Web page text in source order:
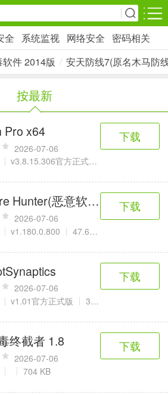
安卓游戏
社交通讯
2千+款应用
影音播放
金融理财
2百+款应用
网上购物
学习办公
3万+款应用
生活服务
2万+款应用
母婴育儿
2百+款应用
趣味娱乐
3千+款应用
全 系统监视 网络安全
密码相关
件 2014版 / 安天防线7(原名木马防
按最新
Pro x64
2026-07-06
v3.8.15.306官方正式版
下载
Hunter(恶意软件猎人)官方版
2026-07-06
v1.180.0.800 47.61 M
下载
2026-07-06
v1.01官方正式版 30.33KB
下载
终截者 1.8
2026-07-06
704 KB
下载